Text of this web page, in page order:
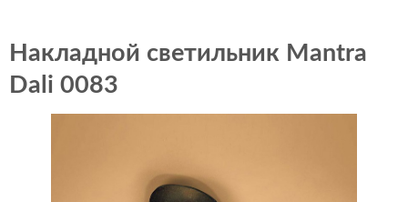
Накладной светильник Mantra
Dali 0083